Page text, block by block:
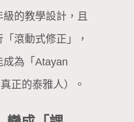
的教學設計，且
滾動式修正」，
為「Atayan
正的泰雅人）。